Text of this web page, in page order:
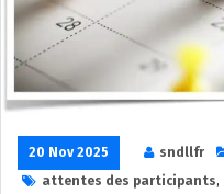
20 Nov 2025 sndllfr
attentes des participants,